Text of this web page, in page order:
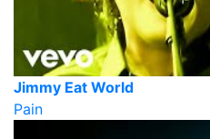
Jimmy Eat World
Pain